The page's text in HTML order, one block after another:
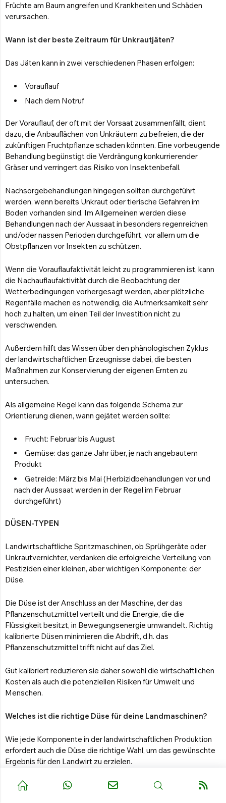
Früchte am Baum angreifen und Krankheiten und Schäden
verursachen.
Wann ist der beste Zeitraum für Unkrautjäten?
Das Jäten kann in zwei verschiedenen Phasen erfolgen:
Vorauflauf
Nach dem Notruf
Der Vorauflauf, der oft mit der Vorsaat zusammenfällt, dient
dazu, die Anbauflächen von Unkräutern zu befreien, die der
zukünftigen Fruchtpflanze schaden könnten. Eine vorbeugende
Behandlung begünstigt die Verdrängung konkurrierender
Gräser und verringert das Risiko von Insektenbefall.
Nachsorgebehandlungen hingegen sollten durchgeführt
werden, wenn bereits Unkraut oder tierische Gefahren im
Boden vorhanden sind. Im Allgemeinen werden diese
Behandlungen nach der Aussaat in besonders regenreichen
und/oder nassen Perioden durchgeführt, vor allem um die
Obstpflanzen vor Insekten zu schützen.
Wenn die Vorauflaufaktivität leicht zu programmieren ist, kann
die Nachauflaufaktivität durch die Beobachtung der
Wetterbedingungen vorhergesagt werden, aber plötzliche
Regenfälle machen es notwendig, die Aufmerksamkeit sehr
hoch zu halten, um einen Teil der Investition nicht zu
verschwenden.
Außerdem hilft das Wissen über den phänologischen Zyklus
der landwirtschaftlichen Erzeugnisse dabei, die besten
Maßnahmen zur Konservierung der eigenen Ernten zu
untersuchen.
Als allgemeine Regel kann das folgende Schema zur
Orientierung dienen, wann gejätet werden sollte:
Frucht: Februar bis August
Gemüse: das ganze Jahr über, je nach angebautem
Produkt
Getreide: März bis Mai (Herbizidbehandlungen vor und
nach der Aussaat werden in der Regel im Februar
durchgeführt)
DÜSEN-TYPEN
Landwirtschaftliche Spritzmaschinen, ob Sprühgeräte oder
Unkrautvernichter, verdanken die erfolgreiche Verteilung von
Pestiziden einer kleinen, aber wichtigen Komponente: der
Düse.
Die Düse ist der Anschluss an der Maschine, der das
Pflanzenschutzmittel verteilt und die Energie, die die
Flüssigkeit besitzt, in Bewegungsenergie umwandelt. Richtig
kalibrierte Düsen minimieren die Abdrift, d.h. das
Pflanzenschutzmittel trifft nicht auf das Ziel.
Gut kalibriert reduzieren sie daher sowohl die wirtschaftlichen
Kosten als auch die potenziellen Risiken für Umwelt und
Menschen.
Welches ist die richtige Düse für deine Landmaschinen?
Wie jede Komponente in der landwirtschaftlichen Produktion
erfordert auch die Düse die richtige Wahl, um das gewünschte
Ergebnis für den Landwirt zu erzielen.
Seine Funktion, Wassertröpfchen mit einer agrochemischen